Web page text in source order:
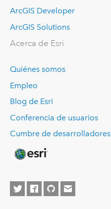
ArcGIS Developer
ArcGIS Solutions
Acerca de Esri
Quiénes somos
Empleo
Blog de Esri
Conferencia de usuarios
Cumbre de desarrolladores